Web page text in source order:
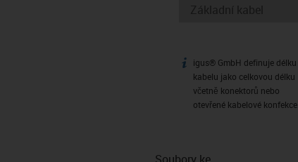
igus-icon-info
igus® GmbH definuje délku
kabelu jako celkovou délku
včetně konektorů nebo
otevřené kabelové konfekce.
Soubory ke